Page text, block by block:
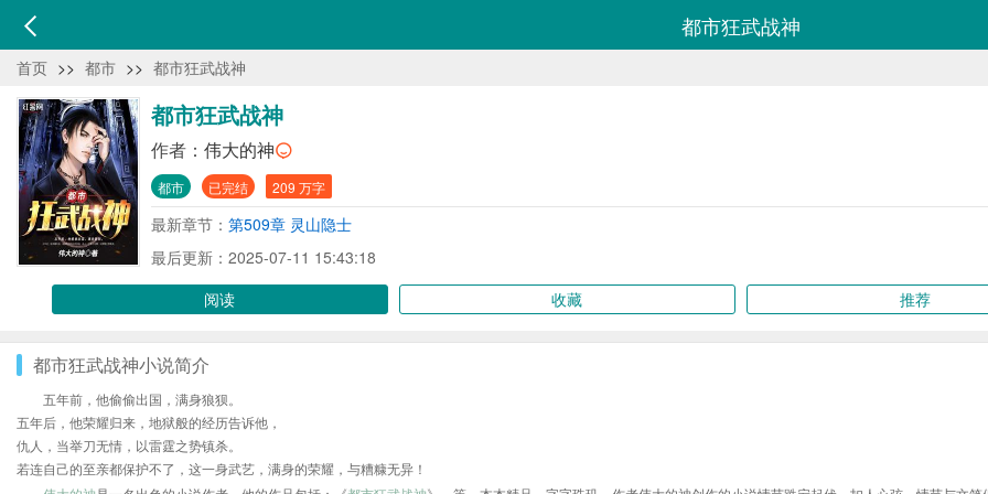
都市狂武战神
首页 >> 都市 >> 都市狂武战神
都市狂武战神
作者： 伟大的神
都市 已完结 209 万字
最新章节： 第509章 灵山隐士
最后更新：2025-07-11 15:43:18
阅读
收藏 推荐
都市狂武战神小说简介
五年前，他偷偷出国，满身狼狈。
五年后，他荣耀归来，地狱般的经历告诉他，
仇人，当举刀无情，以雷霆之势镇杀。
若连自己的至亲都保护不了，这一身武艺，满身的荣耀，与糟糠无异！